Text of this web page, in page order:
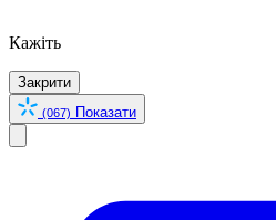
Кажіть
Закрити
(067) Показати